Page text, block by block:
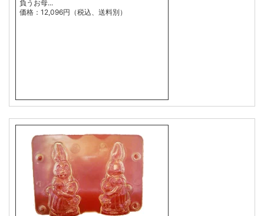
負うお母...
価格：12,096円（税込、送料別）